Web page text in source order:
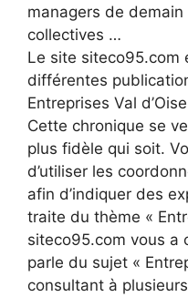
managers de
collectives …
Le site
différentes
Entreprises Val
Cette chronique se
plus fidèle qui soit.
d’utiliser les
afin d’indiquer des
traite du thème «
siteco95.com vous a
parle du sujet «
consultant à